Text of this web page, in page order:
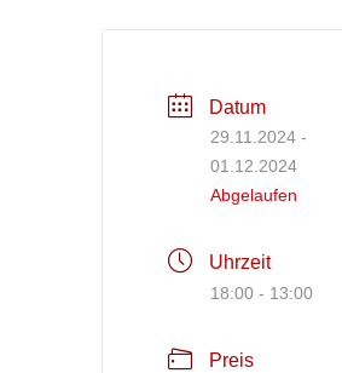
Datum
29.11.2024 -
01.12.2024
Abgelaufen
Uhrzeit
18:00 - 13:00
Preis